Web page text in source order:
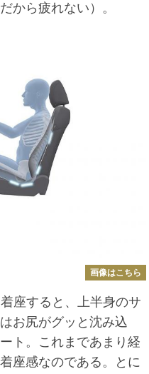
から疲れない）。
画像はこちら
座すると、上半身のサ
お尻がグッと沈み込
ト。これまであまり経
座感なのである。とに